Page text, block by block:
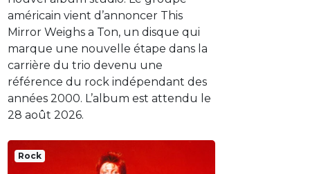
américain vient d’annoncer This
Mirror Weighs a Ton, un disque qui
marque une nouvelle étape dans la
carrière du trio devenu une
référence du rock indépendant des
années 2000. L’album est attendu le
28 août 2026.
Rock